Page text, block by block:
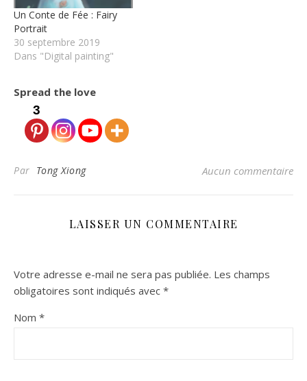
Un Conte de Fée : Fairy
Portrait
30 septembre 2019
Dans "Digital painting"
Spread the love
3
Par Tong Xiong Aucun commentaire
LAISSER UN COMMENTAIRE
Votre adresse e-mail ne sera pas publiée. Les champs
obligatoires sont indiqués avec *
Nom *